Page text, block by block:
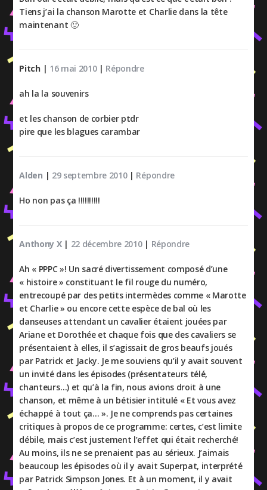
Tiens j’ai la chanson Marotte et Charlie dans la tête
maintenant 🙂
Pitch | 16 mai 2010| Répondre
ah la la souvenirs
et les chanson de corbier ptdr
pire que les blagues carambar
Alden | 29 septembre 2010| Répondre
Ho non pas ça !!!!!!!!!!
Anthony X | 22 décembre 2010| Répondre
Ah « PPPC »! Un sacré divertissement composé d’une
« histoire » constituant le fil rouge du numéro,
entrecoupé par des petits intermèdes comme « Marotte
et Charlie » ou encore cette espèce de bal où les
danseuses attendant un cavalier étaient jouées par
Ariane et Dorothée et chaque fois que des cavaliers se
présentaient à elles, il s’agissait de gros beaufs joués
par Patrick et Jacky. Je me souviens qu’il y avait souvent
un invité dans les épisodes (présentateurs télé,
chanteurs…) et qu’à la fin, nous avions droit à une
chanson, et même à un bétisier intitulé « Et vous avez
échappé à tout ça… ». Je ne comprends pas certaines
critiques à propos de ce programme: certes, c’est limite
débile, mais c’est justement l’effet qui était recherché!
Au moins, ils ne se prenaient pas au sérieux. J’aimais
beaucoup les épisodes où il y avait Superpat, interprété
par Patrick Simpson Jones. Et à un moment, il y avait